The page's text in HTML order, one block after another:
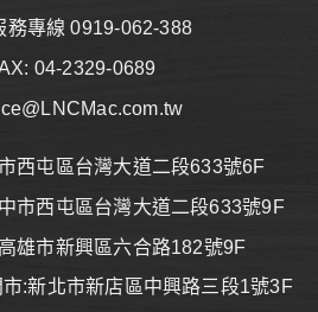
務專線 0919-062-388
04-2329-0689
西屯區台灣大道二段633號6F
市西屯區台灣大道二段633號9F
雄市新興區六合路182號9F
:新北市新店區中興路三段1號3F